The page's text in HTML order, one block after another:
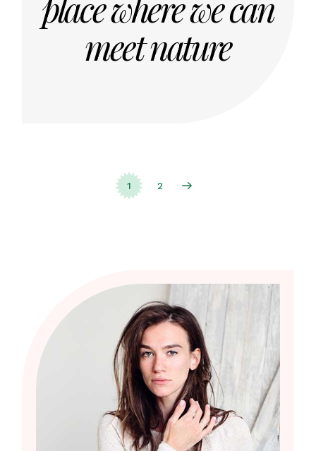
meet nature
1 2